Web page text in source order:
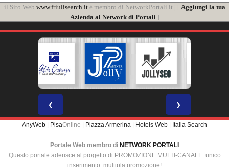
il Sito Web www.friulisearch.itè membro di NetworkPortali.it | [ Aggiungi la tua
Azienda al Network di Portali]
❮ ❯
AnyWeb PisaOnline | Piazza Armerina Hotels Web Italia Search
Portale Web membro di NETWORK PORTALI
Questo portale aderisce al progetto di PROMOZIONE MULTI-CANALE: unico
inserimento, multipla promozione!